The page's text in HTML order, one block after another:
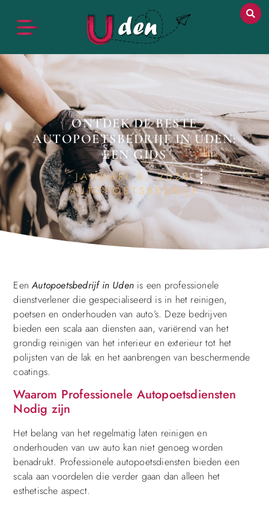
ONTDEK DE BESTE
AUTOPOETSBEDRIJF IN UDEN:
EEN GIDS
JANUARI 8, 2024
AUTOPOETSBEDRIJF
EenAutopoetsbedrijf in Uden is een professionele
dienstverlener die gespecialiseerd is in het reinigen,
poetsen en onderhouden van auto’s. Deze bedrijven
bieden een scala aan diensten aan, variërend van het
grondig reinigen van het interieur en exterieur tot het
polijsten van de lak en het aanbrengen van beschermende
coatings.
Waarom Professionele Autopoetsdiensten
Nodig zijn
Het belang van het regelmatig laten reinigen en
onderhouden van uw auto kan niet genoeg worden
benadrukt. Professionele autopoetsdiensten bieden een
scala aan voordelen die verder gaan dan alleen het
esthetische aspect.